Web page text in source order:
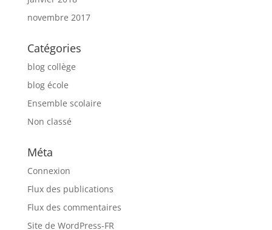
novembre 2017
Catégories
blog collège
blog école
Ensemble scolaire
Non classé
Méta
Connexion
Flux des publications
Flux des commentaires
Site de WordPress-FR